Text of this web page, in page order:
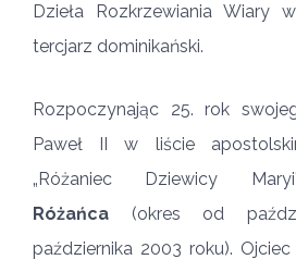
Dzieła Rozkrzewiania Wiary
tercjarz dominikański.
Rozpoczynając 25. rok
Paweł II w liście
„Różaniec Dziewicy
Różańca (okres od
października 2003 roku).